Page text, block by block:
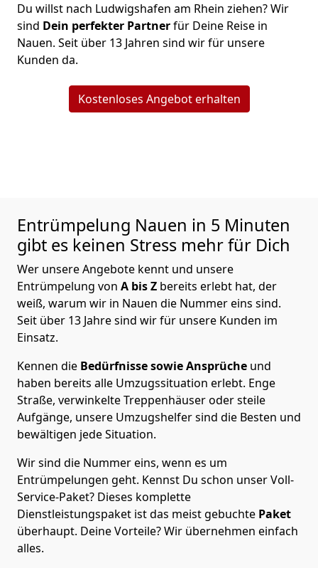
Du willst nach Ludwigshafen am Rhein ziehen? Wir
sind Dein perfekter Partnerfür Deine Reise in
Nauen. Seit über 13 Jahren sind wir für unsere
Kunden da.
Kostenloses Angebot erhalten
Entrümpelung Nauen in 5 Minuten
gibt es keinen Stress mehr für Dich
Wer unsere Angebote kennt und unsere
Entrümpelung von A bis Z bereits erlebt hat, der
weiß, warum wir in Nauen die Nummer eins sind.
Seit über 13 Jahre sind wir für unsere Kunden im
Einsatz.
Kennen die Bedürfnisse sowie Ansprüche und
haben bereits alle Umzugssituation erlebt. Enge
Straße, verwinkelte Treppenhäuser oder steile
Aufgänge, unsere Umzugshelfer sind die Besten und
bewältigen jede Situation.
Wir sind die Nummer eins, wenn es um
Entrümpelungen geht. Kennst Du schon unser Voll-
Service-Paket? Dieses komplette
Dienstleistungspaket ist das meist gebuchte Paket
überhaupt. Deine Vorteile? Wir übernehmen einfach
alles.